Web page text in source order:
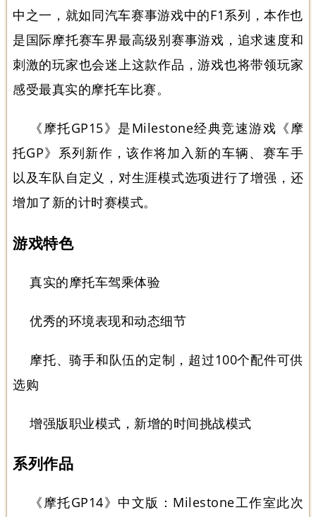
中之一，就如同汽车赛事游戏中的F1系列，本作也
是国际摩托赛车界最高级别赛事游戏，追求速度和
刺激的玩家也会迷上这款作品，游戏也将带领玩家
感受最真实的摩托车比赛。
《摩托GP15》是Milestone经典竞速游戏《摩
托GP》系列新作，该作将加入新的车辆、赛车手
以及车队自定义，对生涯模式选项进行了增强，还
增加了新的计时赛模式。
游戏特色
真实的摩托车驾乘体验
优秀的环境表现和动态细节
摩托、骑手和队伍的定制，超过100个配件可供
选购
增强版职业模式，新增的时间挑战模式
系列作品
《摩托GP14》中文版 ：Milestone工作室此次